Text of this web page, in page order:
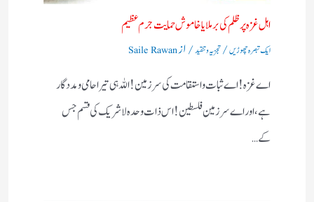
اہل غزہ پر ظلم کی برملا یا خاموش حمایت جرم عظیم
ایک تبصرہ چھوڑیں/تجزیہ و تنقید/ ازSaile Rawan
اے غزہ! اے ثبات واستقامت کی سرزمین! اللہ ہی تیرا حامی ومددگار
ہے، اور اے سرزمین فلسطین! اس ذات وحدہ لاشریک کی قسم جس
کے…